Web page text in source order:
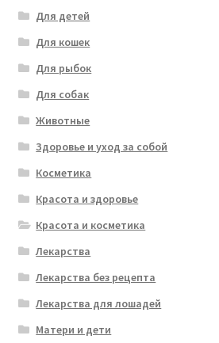
Для детей
Для кошек
Для рыбок
Для собак
Животные
Здоровье и уход за собой
Косметика
Красота и здоровье
Красота и косметика
Лекарства
Лекарства без рецепта
Лекарства для лошадей
Матери и дети